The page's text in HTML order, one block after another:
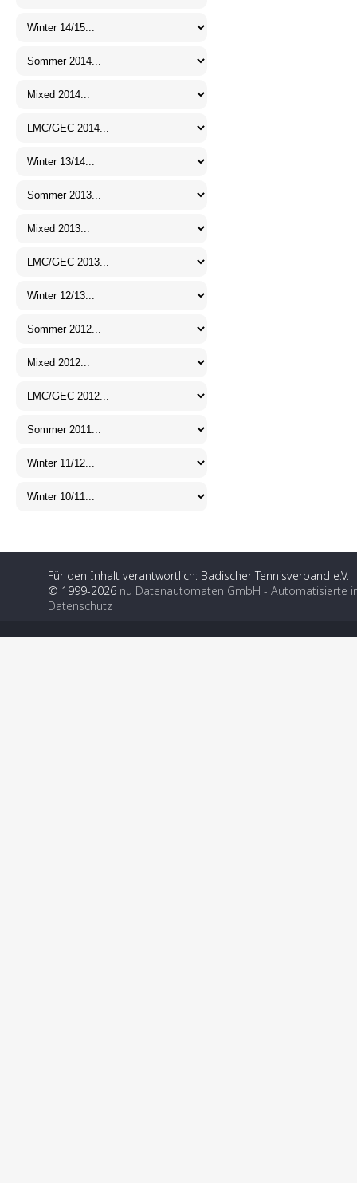
Für den Inhalt verantwortlich: Badischer Tennisverband e.V.
© 1999-2026 nu Datenautomaten GmbH - Automatisierte
Datenschutz